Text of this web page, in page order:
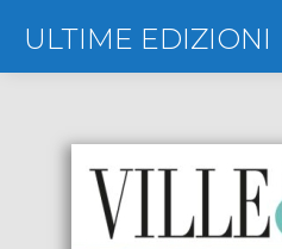
ULTIME EDIZIONI